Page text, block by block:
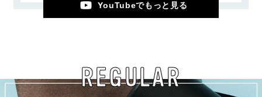
YouTubeでもっと見る
REGULAR